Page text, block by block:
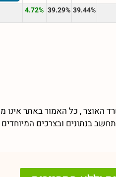
39.44%
39.29%
4.72%
, כל האמור באתר אינו
בנתונים ובצרכים